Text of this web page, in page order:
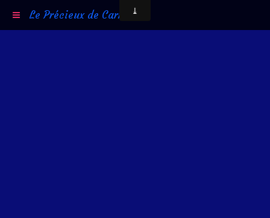
Le Précieux de Carni